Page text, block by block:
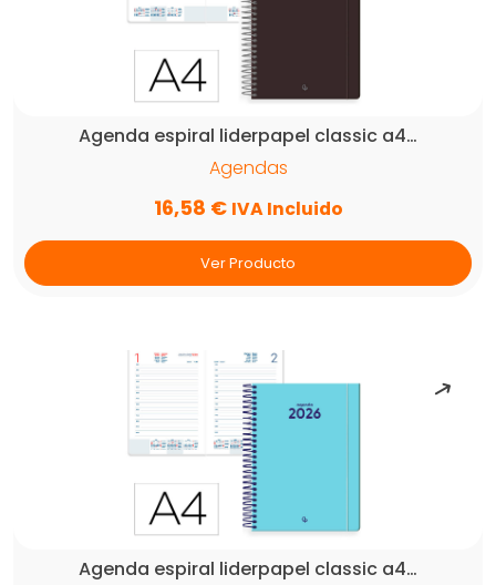
Agenda espiral liderpapel classic a4…
Agendas
16,58 € IVA Incluido
Ver Producto
Agenda espiral liderpapel classic a4…